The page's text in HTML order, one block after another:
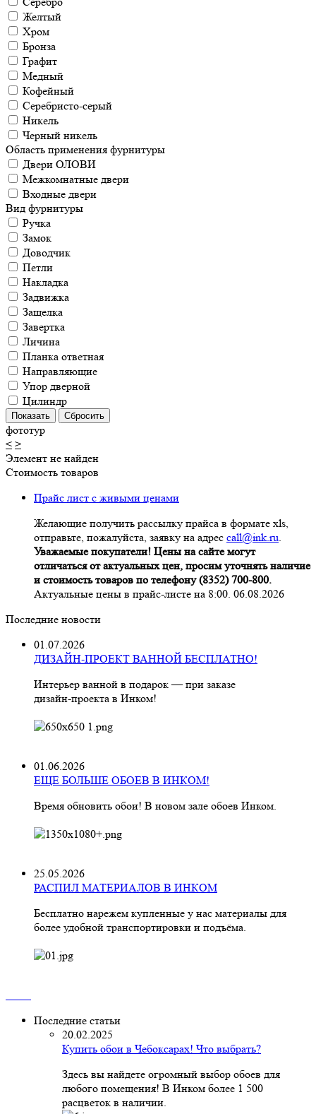
Желтый
Хром
Бронза
Графит
Медный
Кофейный
Серебристо-серый
Никель
Черный никель
Область применения фурнитуры
Двери ОЛОВИ
Межкомнатные двери
Входные двери
Вид фурнитуры
Ручка
Замок
Доводчик
Петли
Накладка
Задвижка
Защелка
Завертка
Личина
Планка ответная
Направляющие
Упор дверной
Цилиндр
фототур
< >
Элемент не найден
Стоимость товаров
Прайс лист с живыми ценами
Желающие получить рассылку прайса в формате xls,
отправьте, пожалуйста, заявку на адрес call@ink.ru.
Уважаемые покупатели! Цены на сайте могут
отличаться от актуальных цен, просим уточнять наличие
и стоимость товаров по телефону (8352) 700-800.
Актуальные цены в прайс-листе на 8:00. 06.08.2026
Последние новости
01.07.2026
ДИЗАЙН-ПРОЕКТ ВАННОЙ БЕСПЛАТНО!
Интерьер ванной в подарок — при заказе
дизайн‑проекта в Инком!
01.06.2026
ЕЩЕ БОЛЬШЕ ОБОЕВ В ИНКОМ!
Время обновить обои! В новом зале обоев Инком.
25.05.2026
РАСПИЛ МАТЕРИАЛОВ В ИНКОМ
Бесплатно нарежем купленные у нас материалы для
более удобной транспортировки и подъёма.
Последние статьи
20.02.2025
Купить обои в Чебоксарах! Что выбрать?
Здесь вы найдете огромный выбор обоев для
любого помещения! В Инком более 1 500
расцветок в наличии.